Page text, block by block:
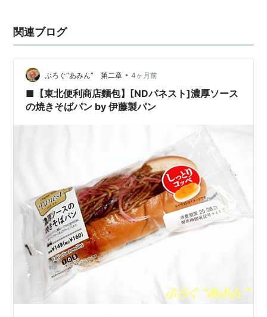
関連ブログ
ぶろぐ“あみん” 第二章 • 4ヶ月前
■【東北便利商店麵包】[NDパネスト]濃厚ソース
の焼きそばパン by 伊藤製パン